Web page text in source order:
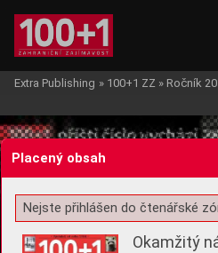
Žádost o souhlas s ukládáním
Extra Publishing » 100+1 ZZ » Ročník
Placený obsah
Nejste přihlášen do čtenářské
Okamžitý